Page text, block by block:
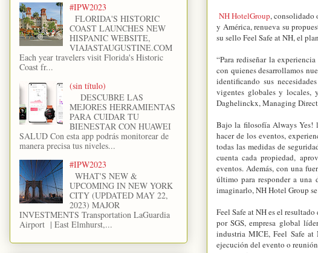
NH HotelGroup, consolidado
y América, renueva su
su sello Feel Safe at NH, el
“Para rediseñar la
con quienes desarrollamos
identificando sus
vigentes globales y locales,
Daghelinckx, Managing
Bajo la filosofía Always Yes!
hacer de los eventos,
todas las medidas de
cuenta cada propiedad,
eventos. Además, con una
último para responder a una
imaginarlo, NH Hotel Group
Feel Safe at NH es el
por SGS, empresa global
industria MICE, Feel Safe
ejecución del evento o
#IPW2023
FLORIDA'S HISTORIC
COAST LAUNCHES NEW
HISPANIC WEBSITE,
VIAJASTAUGUSTINE.COM
Each year travelers visit Florida's Historic
Coast fr...
(sin título)
DESCUBRE LAS
MEJORES HERRAMIENTAS
PARA CUIDAR TU
BIENESTAR CON HUAWEI
SALUD Con esta app podrás monitorear de
manera precisa tus niveles...
#IPW2023
WHAT'S NEW &
UPCOMING IN NEW YORK
CITY (UPDATED MAY 22,
2023) MAJOR
INVESTMENTS Transportation LaGuardia
Airport | East Elmhurst,...